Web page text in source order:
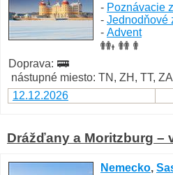
- Poznávacie
- Jednodňové
- Advent
Doprava:
nástupné miesto: TN, ZH, TT,
12.12.2026
Drážďany a Moritzburg –
Nemecko,